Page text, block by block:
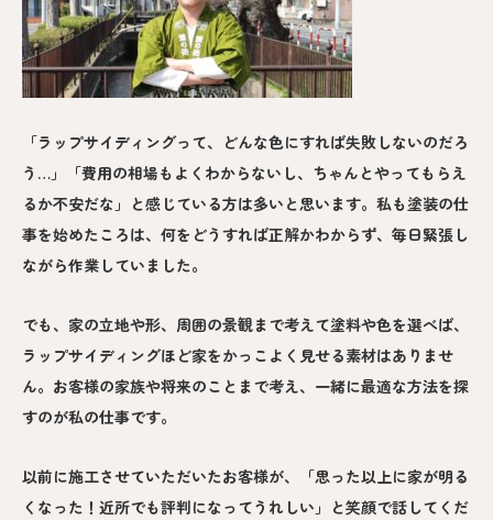
「ラップサイディングって、どんな色にすれば失敗しないのだろ
う…」「費用の相場もよくわからないし、ちゃんとやってもらえ
るか不安だな」と感じている方は多いと思います。私も塗装の仕
事を始めたころは、何をどうすれば正解かわからず、毎日緊張し
ながら作業していました。
でも、家の立地や形、周囲の景観まで考えて塗料や色を選べば、
ラップサイディングほど家をかっこよく見せる素材はありませ
ん。お客様の家族や将来のことまで考え、一緒に最適な方法を探
すのが私の仕事です。
以前に施工させていただいたお客様が、「思った以上に家が明る
くなった！近所でも評判になってうれしい」と笑顔で話してくだ